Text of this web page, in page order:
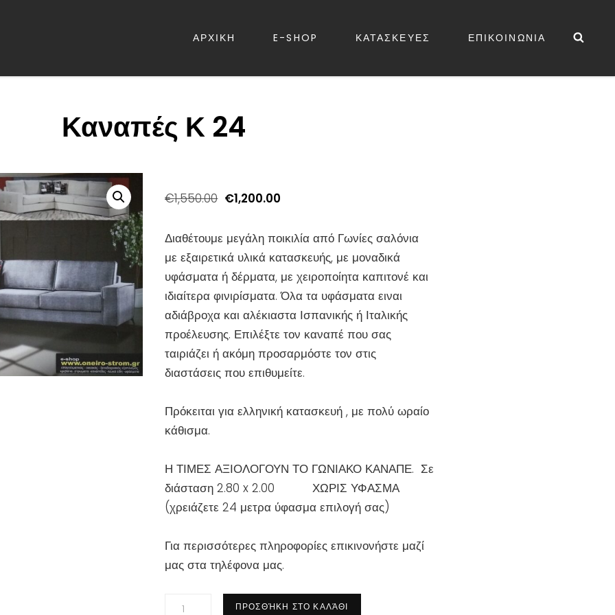
ΑΡΧΙΚΗ E-SHOP ΚΑΤΑΣΚΕΥΕΣ ΕΠΙΚΟΙΝΩΝΙΑ
Καναπές Κ 24
€1,550.00 Original
was:
€1,550.00.
€1,200.00
τιμή
είναι:
€1,200.00.
Διαθέτουμε μεγάλη ποικιλία από Γωνίες σαλόνια
με εξαιρετικά υλικά κατασκευής, με μοναδικά
υφάσματα ή δέρματα, με χειροποίητα καπιτονέ και
ιδιαίτερα φινιρίσματα. Όλα τα υφάσματα ειναι
αδιάβροχα και αλέκιαστα Ισπανικής ή Ιταλικής
προέλευσης. Επιλέξτε τον καναπέ που σας
ταιριάζει ή ακόμη προσαρμόστε τον στις
διαστάσεις που επιθυμείτε.
Πρόκειται για ελληνική κατασκευή , με πολύ ωραίο
κάθισμα.
Η ΤΙΜΕΣ ΑΞΙΟΛΟΓΟΥΝ ΤΟ ΓΩΝΙΑΚΟ ΚΑΝΑΠΕ. Σε
διάσταση 2.80 x 2.00 ΧΩΡΙΣ ΥΦΑΣΜΑ
(χρειάζετε 24 μετρα ύφασμα επιλογή σας)
Για περισσότερες πληροφορίες επικινονήστε μαζί
μας στα τηλέφονα μας.
Καναπές
ΠΡΟΣΘΉΚΗ ΣΤΟ ΚΑΛΆΘΙ